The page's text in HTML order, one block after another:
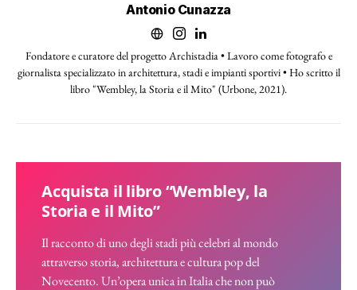
Antonio Cunazza
Fondatore e curatore del progetto Archistadia • Lavoro come fotografo e
giornalista specializzato in architettura, stadi e impianti sportivi • Ho scritto il
libro "Wembley, la Storia e il Mito" (Urbone, 2021).
Acquista il libro “Wembley, la
Storia e il Mito”
Il racconto di uno degli stadi più celebri al mondo
attraverso storia, architettura e cultura pop del
Novecento. Un’opera unica in Italia che non può